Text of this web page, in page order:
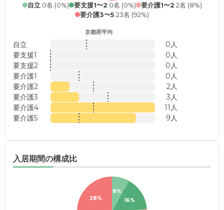
自立0名 (0%) 要支援1〜2 0名 (0%) 要介護1〜2 2名 (8%)
要介護3〜5 23名 (92%)
京都府平均
自立
0人
要支援1
0人
要支援2
0人
要介護1
0人
要介護2
2人
要介護3
3人
要介護4
11人
要介護5
9人
入居期間の構成比
8%
16%
28%